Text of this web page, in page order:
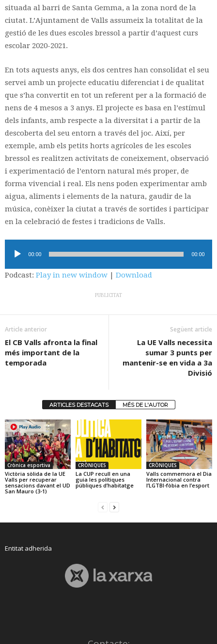
situada al barri de Santa Gemma, a la zona nord de la
ciutat. L’Ajuntament de Valls assumeix la totalitat de la
gestió de les dues escoles bressol a partir d’aquest curs
escolar 2020-2021.
En tots aquests anys, els dos centres han consolidat el seu
servei amb un projecte educatiu diferenciat i de qualitat
que s’ha convertit en tot un referent per a la formació de
nens de 4 mesos a 3 anys. El projecte es basa en l’estímul
dels infants, amb respecte a la diversitat i a partir de la
descoberta del seu entorn a través del joc. Així, per
exemple, amb els petits horts agrícoles de les escoles
bressol es realitzen activitats de coneixement, observació
i experimentació de l’entorn natural més proper, de
forma vivencial i real. Els nens poden experimentar amb
aigua, aliments i elements de la natura, gaudir de la
música, conèixer la ciutat a través de sortides i participar
en la celebració de festes i tradicions de Valls.
d'àudio00:00 00:00
Podcast: Play in new window | Download
PUBLICITAT
Article anterior
El CB Valls afronta la final
més important de la
temporada
Següent article
La UE Valls necessita
sumar 3 punts per
mantenir-se en vida a 3a
Divisió
ARTICLES DESTACATS MÉS DE L'AUTOR
Crònica esportiva
Victòria sòlida de la UE
Valls per recuperar
sensacions davant el UD
San Mauro (3-1)
CRÒNIQUES
La CUP recull en una
guia les polítiques
públiques d’habitatge
CRÒNIQUES
Valls commemora el Dia
Internacional contra
l’LGTBI-fòbia en l’esport
Entitat adherida